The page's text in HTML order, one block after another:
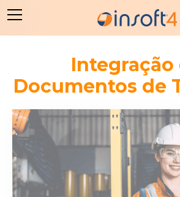
Integração
Documentos de